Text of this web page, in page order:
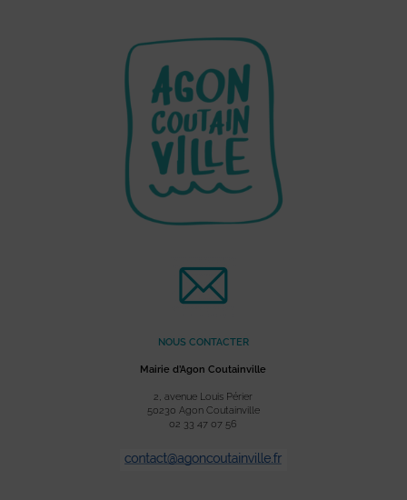
NOUS CONTACTER
Mairie d’Agon Coutainville
2, avenue Louis Périer
50230 Agon Coutainville
02 33 47 07 56